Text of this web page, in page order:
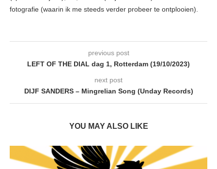
fotografie (waarin ik me steeds verder probeer te ontplooien).
previous post
LEFT OF THE DIAL dag 1, Rotterdam (19/10/2023)
next post
DIJF SANDERS – Mingrelian Song (Unday Records)
YOU MAY ALSO LIKE